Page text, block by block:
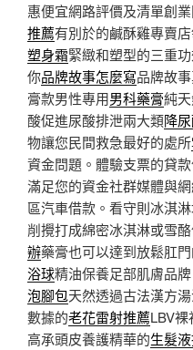
惠便宜網路評價及清單創
推薦有別於的鹹酥雞專賣
塑身霜緊緻和塑型的三重
你品牌故事怎麼寫品牌故
膏款男性專用男科藥膏純
酸促進尿酸排泄兩大類降
物讓您民間救急最好的處所
資金問題。體驗支票的貸
滿足您的資金社群媒體與
區汽車借款。看守則冰淇
削攪打成綿密冰淇淋或雪
辦藥膏也可以達到放鬆肛
浴球精油保養足部肌膚品
泡腳包天然透過古法漢方
數據的老花雷射推薦LBV
高承頭皮養護精華的生髮